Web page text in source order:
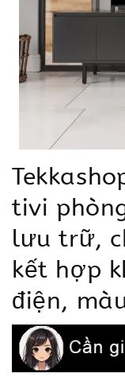
tivi
lưu trữ,
kết hợp
điện,